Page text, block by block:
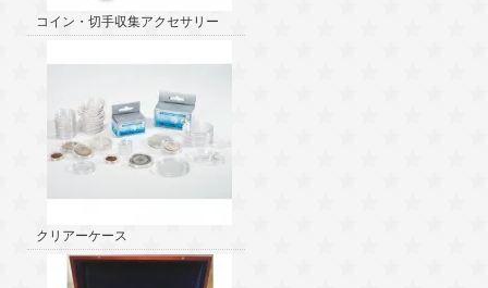
コイン・切手収集アクセサリー
クリアーケース